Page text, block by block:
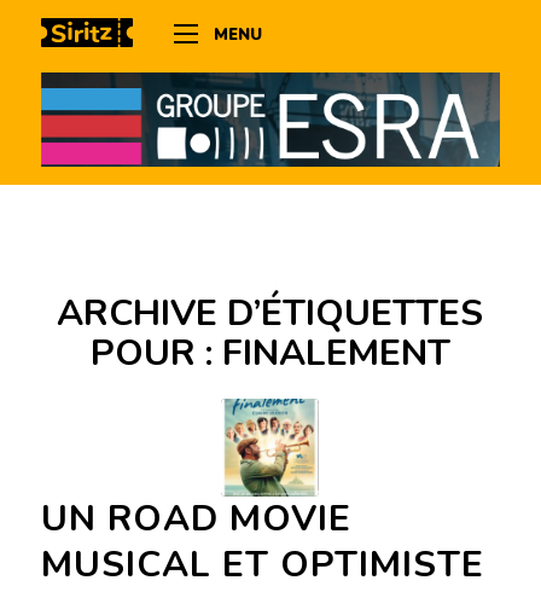
MENU
ARCHIVE D’ÉTIQUETTES
POUR : FINALEMENT
UN ROAD MOVIE
MUSICAL ET OPTIMISTE